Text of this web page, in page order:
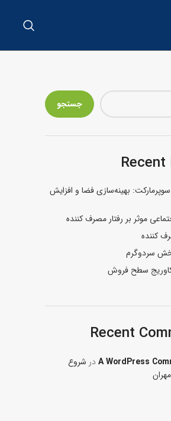
جستجو
بهینه‌سازی فضا و افزایش
موثر بر رفتار مصرف کننده
کننده
سردوگرم
سطح فروش
Recent
A WordPressدر شروع